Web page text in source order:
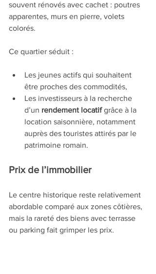
souvent rénovés avec cachet : poutres
apparentes, murs en pierre, volets
colorés.
Ce quartier séduit :
Les jeunes actifs qui souhaitent
être proches des commodités,
Les investisseurs à la recherche
d’un rendement locatif grâce à la
location saisonnière, notamment
auprès des touristes attirés par le
patrimoine romain.
Prix de l’immobilier
Le centre historique reste relativement
abordable comparé aux zones côtières,
mais la rareté des biens avec terrasse
ou parking fait grimper les prix.